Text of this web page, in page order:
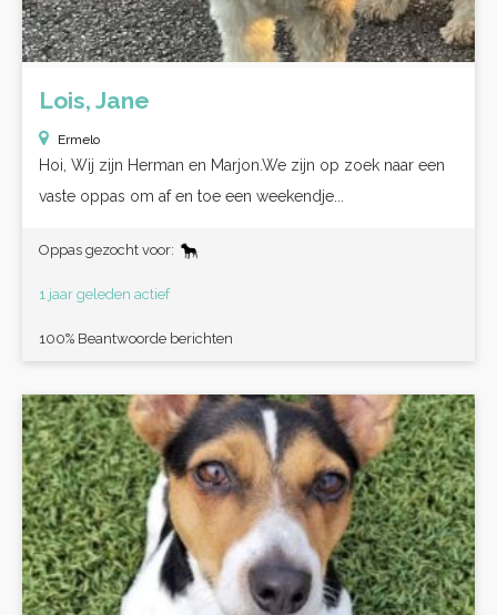
Lois, Jane
Ermelo
Hoi, Wij zijn Herman en Marjon.We zijn op zoek naar een
vaste oppas om af en toe een weekendje...
Oppas gezocht voor:
1 jaar geleden actief
100% Beantwoorde berichten